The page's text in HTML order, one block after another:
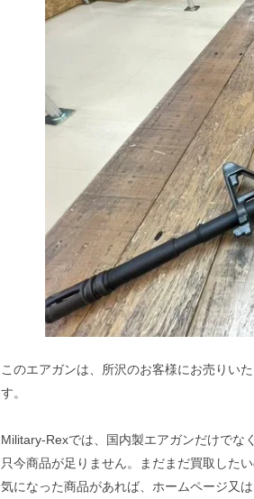
このエアガンは、所沢のお客様にお売りい
す。
Military-Rexでは、国内製エアガンだけでな
只今商品が足りません。まだまだ買取した
気になった商品があれば、ホームページ又